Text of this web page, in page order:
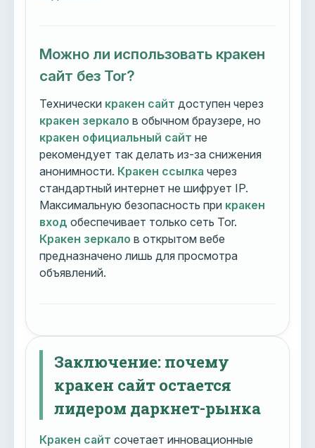
Можно ли использовать кракен
сайт без Tor?
Технически кракен сайт доступен через
кракен зеркало в обычном браузере, но
кракен официальный сайт не
рекомендует так делать из-за снижения
анонимности. Кракен ссылка через
стандартный интернет не шифрует IP.
Максимальную безопасность при кракен
вход обеспечивает только сеть Tor.
Кракен зеркало в открытом вебе
предназначено лишь для просмотра
объявлений.
Заключение: почему
кракен сайт остается
лидером даркнет-рынка
Кракен сайт сочетает инновационные